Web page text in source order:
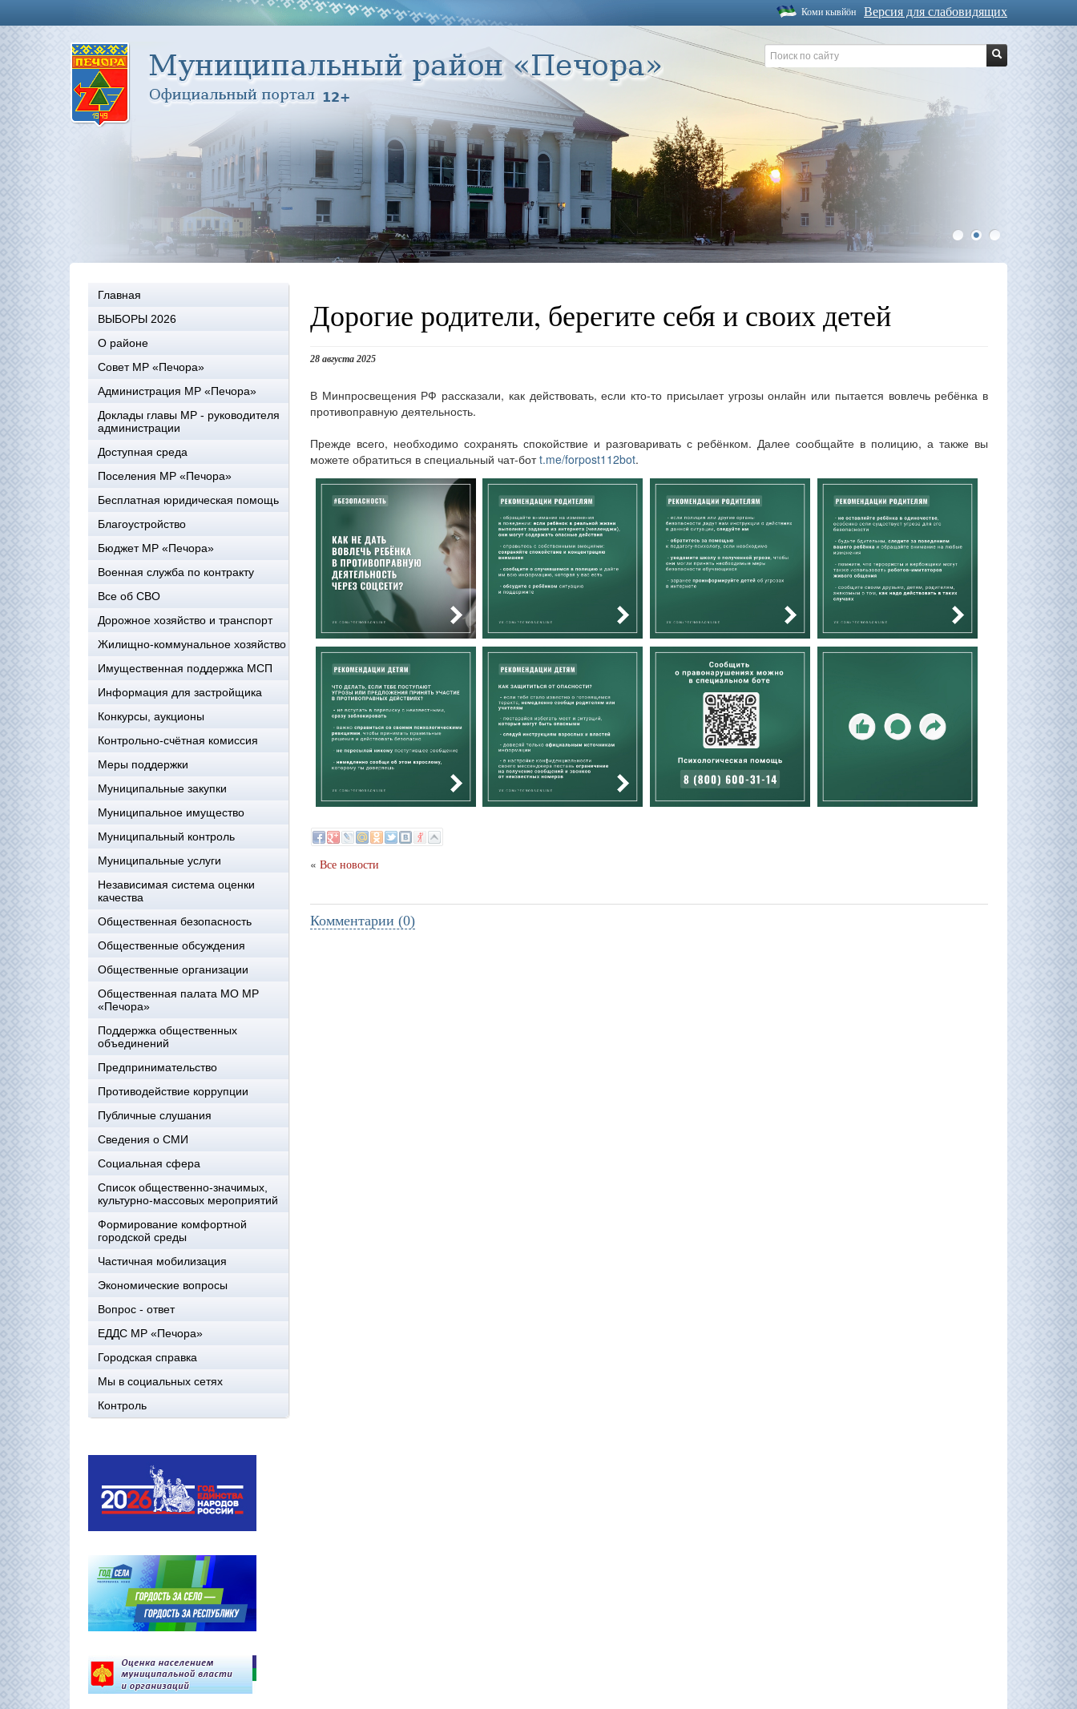
Версия для слабовидящих
Коми кывйöн
1 2 3
Главная
ВЫБОРЫ 2026
О районе
Совет МР «Печора»
Администрация МР «Печора»
Доклады главы МР - руководителя
администрации
Доступная среда
Поселения МР «Печора»
Бесплатная юридическая помощь
Благоустройство
Бюджет МР «Печора»
Военная служба по контракту
Все об СВО
Дорожное хозяйство и транспорт
Жилищно-коммунальное хозяйство
Имущественная поддержка МСП
Информация для застройщика
Конкурсы, аукционы
Контрольно-счётная комиссия
Меры поддержки
Муниципальные закупки
Муниципальное имущество
Муниципальный контроль
Муниципальные услуги
Независимая система оценки
качества
Общественная безопасность
Общественные обсуждения
Общественные организации
Общественная палата МО МР
«Печора»
Поддержка общественных
объединений
Предпринимательство
Противодействие коррупции
Публичные слушания
Сведения о СМИ
Социальная сфера
Список общественно-значимых,
культурно-массовых мероприятий
Формирование комфортной
городской среды
Частичная мобилизация
Экономические вопросы
Вопрос - ответ
ЕДДС МР «Печора»
Городская справка
Мы в социальных сетях
Контроль
Дорогие родители, берегите себя и своих детей
28 августа 2025
В Минпросвещения РФ рассказали, как действовать, если кто-то присылает угрозы онлайн или пытается вовлечь ребёнка в
противоправную деятельность.
Прежде всего, необходимо сохранять спокойствие и разговаривать с ребёнком. Далее сообщайте в полицию, а также вы
можете обратиться в специальный чат-ботt.me/forpost112bot.
« Все новости
Комментарии (0)